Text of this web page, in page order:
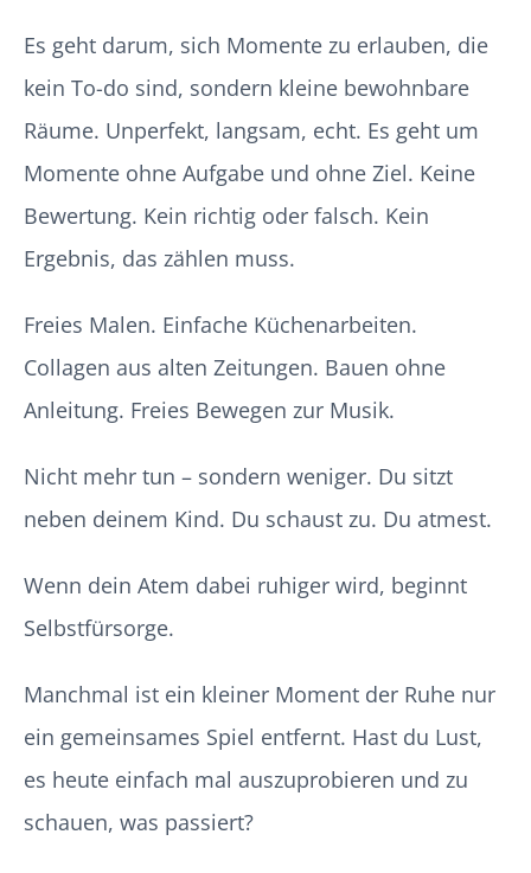
Es geht darum, sich Momente zu erlauben, die
kein To-do sind, sondern kleine bewohnbare
Räume. Unperfekt, langsam, echt. Es geht um
Momente ohne Aufgabe und ohne Ziel. Keine
Bewertung. Kein richtig oder falsch. Kein
Ergebnis, das zählen muss.
Freies Malen. Einfache Küchenarbeiten.
Collagen aus alten Zeitungen. Bauen ohne
Anleitung. Freies Bewegen zur Musik.
Nicht mehr tun – sondern weniger. Du sitzt
neben deinem Kind. Du schaust zu. Du atmest.
Wenn dein Atem dabei ruhiger wird, beginnt
Selbstfürsorge.
Manchmal ist ein kleiner Moment der Ruhe nur
ein gemeinsames Spiel entfernt. Hast du Lust,
es heute einfach mal auszuprobieren und zu
schauen, was passiert?